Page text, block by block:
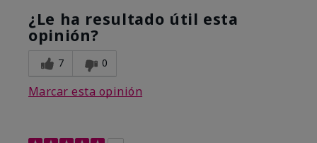
¿Le ha resultado útil esta
opinión?
7 0
Marcar esta opinión